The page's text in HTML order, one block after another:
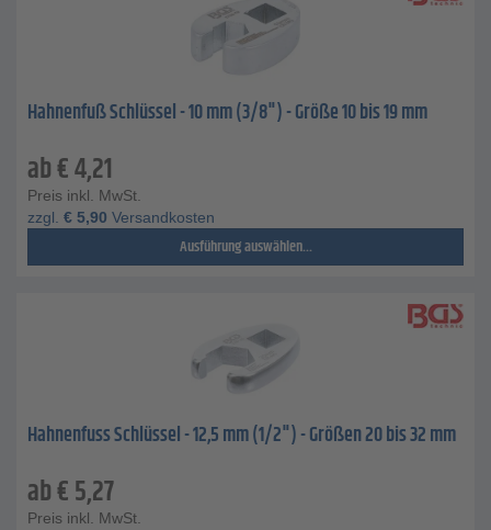
Hahnenfuß Schlüssel - 10 mm (3/8") - Größe 10 bis 19 mm
ab€4,21
Preis inkl. MwSt.
zzgl. € 5,90 Versandkosten
Ausführung auswählen...
Hahnenfuss Schlüssel - 12,5 mm (1/2") - Größen 20 bis 32 mm
ab€5,27
Preis inkl. MwSt.